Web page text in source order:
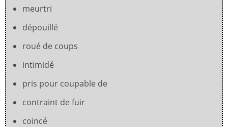
meurtri
dépouillé
roué de coups
intimidé
pris pour coupable de
contraint de fuir
coincé